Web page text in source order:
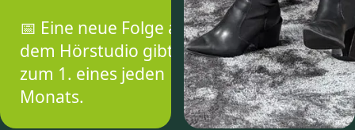
📅 Eine neue Folge aus
dem Hörstudio gibt es
zum 1. eines jeden
Monats.